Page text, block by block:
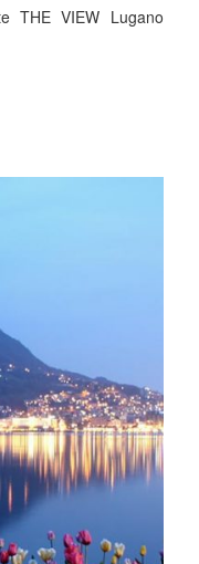
THE VIEW Lugano